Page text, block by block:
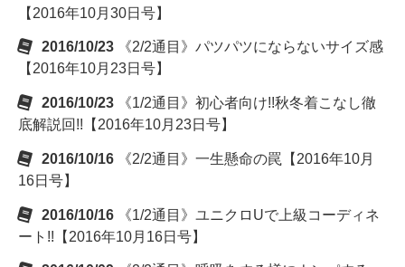
【2016年10月30日号】
2016/10/23
《2/2通目》パツパツにならないサイズ感
【2016年10月23日号】
2016/10/23
《1/2通目》初心者向け!!秋冬着こなし徹
底解説回!!【2016年10月23日号】
2016/10/16
《2/2通目》一生懸命の罠【2016年10月
16日号】
2016/10/16
《1/2通目》ユニクロUで上級コーディネ
ート!!【2016年10月16日号】